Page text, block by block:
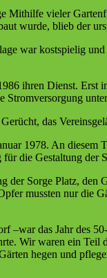
vieler
wurde, blieb der
war kostspielig
ihren Dienst.
Stromversorgung
das
1978. An
die Gestaltung der
der Sorge Platz,
mussten nur die
–war das Jahr des
Wir waren ein
hegen und